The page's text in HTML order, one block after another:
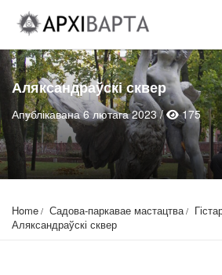
Аляксандраўскі сквер
Апублікавана 6 лютага 2023 / 175
Home Садова-паркавае мастацтва
Аляксандраўскі сквер